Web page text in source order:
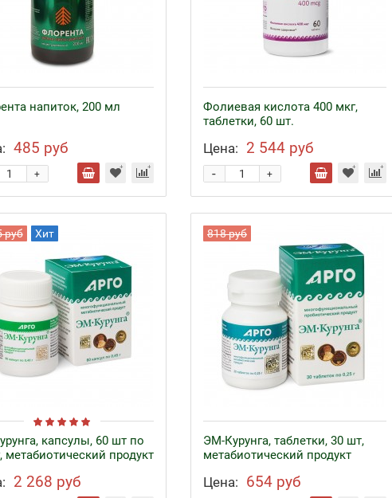
напиток, 200 мл
485 руб
+
Фолиевая кислота 400 мкг,
таблетки, 60 шт.
Цена: 2 544 руб
+
-
руб Хит
капсулы, 60 шт по
метабиотический продукт
2 268 руб
818 руб
ЭМ-Курунга, таблетки, 30 шт,
метабиотический продукт
Цена: 654 руб